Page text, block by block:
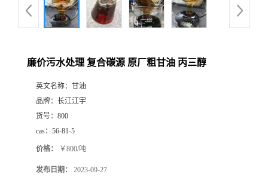
廉价污水处理 复合碳源 原厂粗甘油 丙三醇
英文名称： 甘油
品牌： 长江江宇
货号： 800
cas： 56-81-5
价格： ￥800/吨
发布日期： 2023-09-27